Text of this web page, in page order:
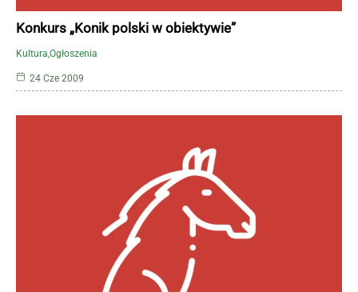
Kultura Ogłoszenia
Konkurs „Konik polski w obiektywie”
24 Cze 2009